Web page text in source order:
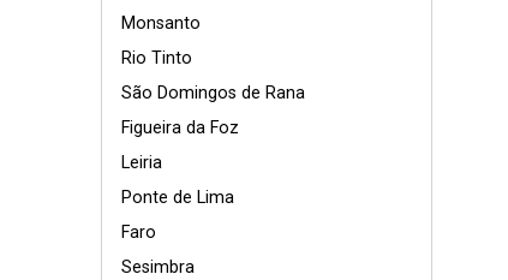
Monsanto
Rio Tinto
São Domingos de Rana
Figueira da Foz
Leiria
Ponte de Lima
Faro
Sesimbra